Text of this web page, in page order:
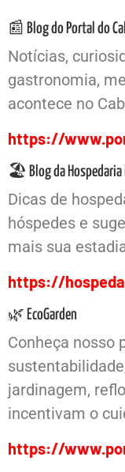
📰 Blog do Portal do
Notícias,
gastronomia,
acontece no
https://
🏖️ Blog da Hospedaria
Dicas de
hóspedes e
mais sua
https://
🌿 EcoGarden
Conheça nosso
jardinagem,
incentivam o
https://